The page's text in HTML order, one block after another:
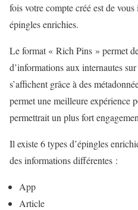
fois votre compte créé est de
épingles enrichies.
Le format « Rich Pins » permet
d’informations aux internautes
s’affichent grâce à des
permet une meilleure expérience
permettrait un plus fort
Il existe 6 types d’épingles
des informations différentes :
App
Article